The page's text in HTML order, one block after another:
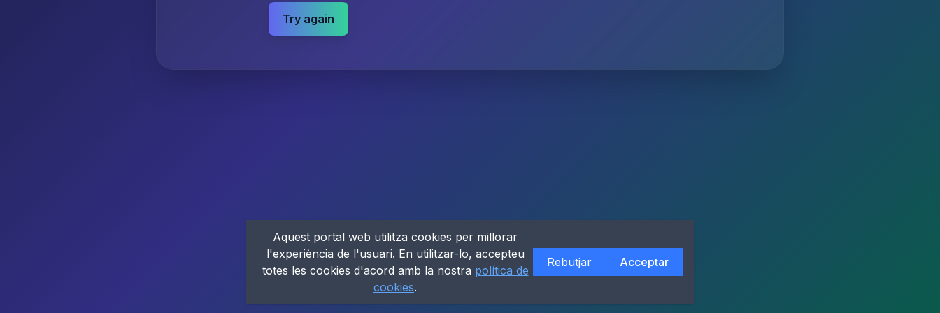
Try again
Aquest portal web utilitza cookies per millorar
l'experiència de l'usuari. En utilitzar-lo, accepteu
totes les cookies d'acord amb la nostra política de
cookies.
Rebutjar Acceptar